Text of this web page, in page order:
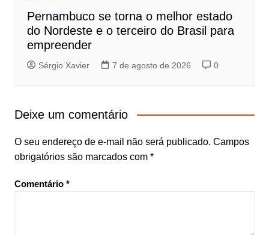
Pernambuco se torna o melhor estado
do Nordeste e o terceiro do Brasil para
empreender
Sérgio Xavier 7 de agosto de 2026 0
Deixe um comentário
O seu endereço de e-mail não será publicado. Campos
obrigatórios são marcados com *
Comentário *